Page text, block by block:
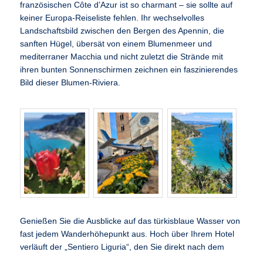
französischen Côte d’Azur ist so charmant – sie sollte auf
keiner Europa-Reiseliste fehlen. Ihr wechselvolles
Landschaftsbild zwischen den Bergen des Apennin, die
sanften Hügel, übersät von einem Blumenmeer und
mediterraner Macchia und nicht zuletzt die Strände mit
ihren bunten Sonnenschirmen zeichnen ein faszinierendes
Bild dieser Blumen-Riviera.
Genießen Sie die Ausblicke auf das türkisblaue Wasser von
fast jedem Wanderhöhepunkt aus. Hoch über Ihrem Hotel
verläuft der „Sentiero Liguria“, den Sie direkt nach dem